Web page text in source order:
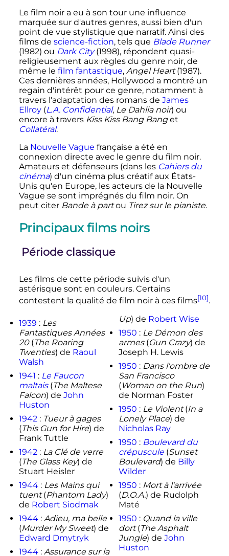
Le film noir a eu à son tour une influence
marquée sur d'autres genres, aussi bien d'un
point de vue stylistique que narratif. Ainsi des
films de science-fiction, tels que Blade Runner
(1982) ou Dark City(1998), répondent quasi-
religieusement aux règles du genre noir, de
même le film fantastique, Angel Heart(1987).
Ces dernières années, Hollywood a montré un
regain d'intérêt pour ce genre, notamment à
travers l'adaptation des romans de James
Ellroy(L.A. Confidential, Le Dahlia noir) ou
encore à travers Kiss Kiss Bang Banget
Collatéral.
La Nouvelle Vague française a été en
connexion directe avec le genre du film noir.
Amateurs et défenseurs (dans les Cahiers du
cinéma) d'un cinéma plus créatif aux États-
Unis qu'en Europe, les acteurs de la Nouvelle
Vague se sont imprégnés du film noir. On
peut citer Bande à partou Tirez sur le pianiste.
Principaux films noirs
Période classique
Les films de cette période suivis d'un
astérisque sont en couleurs. Certains
contestent la qualité de film noir à ces films[10].
1939 : Les
Fantastiques Années
20(The Roaring
Twenties) de Raoul
Walsh
1941 : Le Faucon
maltais(The Maltese
Falcon) de John
Huston
1942 : Tueur à gages
(This Gun for Hire) de
Frank Tuttle
1942 : La Clé de verre
(The Glass Key) de
Stuart Heisler
1944: Les Mains qui
tuent(Phantom Lady)
de Robert Siodmak
1944: Adieu, ma belle
(Murder My Sweet) de
Edward Dmytryk
1944: Assurance sur la
Up) de Robert Wise
1950 : Le Démon des
armes(Gun Crazy) de
Joseph H. Lewis
1950 : Dans l'ombre de
San Francisco
(Woman on the Run)
de Norman Foster
1950 : Le Violent(In a
Lonely Place) de
Nicholas Ray
1950 : Boulevard du
crépuscule(Sunset
Boulevard) de Billy
Wilder
1950 : Mort à l'arrivée
(D.O.A.) de Rudolph
Maté
1950 : Quand la ville
dort(The Asphalt
Jungle) de John
Huston